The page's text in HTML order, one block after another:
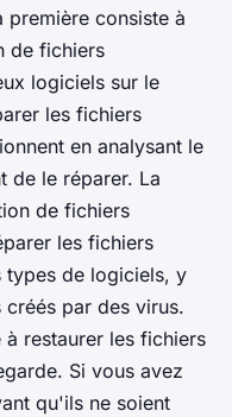
première consiste à
de fichiers
logiciels sur le
les fichiers
en analysant le
de le réparer. La
de fichiers
les fichiers
types de logiciels, y
par des virus.
restaurer les fichiers
Si vous avez
qu'ils ne soient